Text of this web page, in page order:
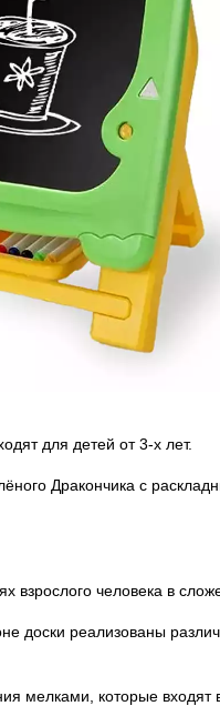
для детей от 3-х лет.
Дракончика с
взрослого человека в
доски реализованы
мелками, которые входят